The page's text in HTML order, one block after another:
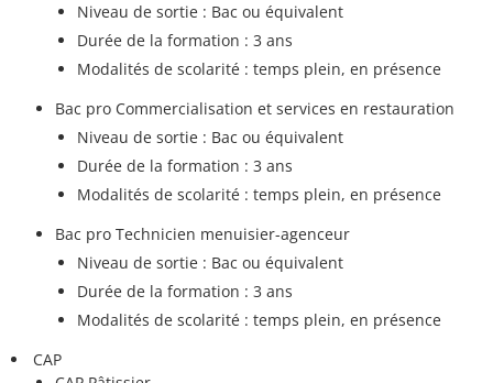
Niveau de sortie : Bac ou équivalent
Durée de la formation : 3 ans
Modalités de scolarité : temps plein, en présence
Bac pro Commercialisation et services en restauration
Niveau de sortie : Bac ou équivalent
Durée de la formation : 3 ans
Modalités de scolarité : temps plein, en présence
Bac pro Technicien menuisier-agenceur
Niveau de sortie : Bac ou équivalent
Durée de la formation : 3 ans
Modalités de scolarité : temps plein, en présence
CAP